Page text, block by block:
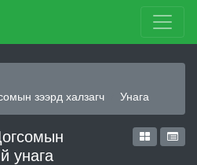
зээрд халзагч
Унага
унага